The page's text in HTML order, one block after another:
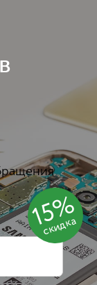
15%
скидка